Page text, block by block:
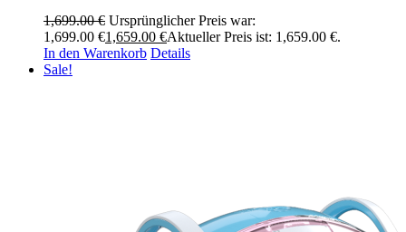
1,699.00€ Ursprünglicher Preis war:
1,699.00 €1,659.00 €Aktueller Preis ist: 1,659.00 €.
In den Warenkorb Details
Sale!